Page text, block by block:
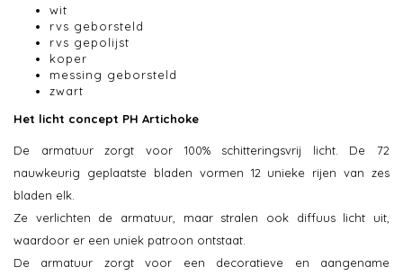
wit
rvs geborsteld
rvs gepolijst
koper
messing geborsteld
zwart
Het licht concept PH Artichoke
De armatuur zorgt voor 100% schitteringsvrij licht. De 72
nauwkeurig geplaatste bladen vormen 12 unieke rijen van zes
bladen elk.
Ze verlichten de armatuur, maar stralen ook diffuus licht uit,
waardoor er een uniek patroon ontstaat.
De armatuur zorgt voor een decoratieve en aangename